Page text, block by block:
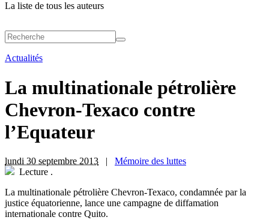
La liste de tous les auteurs
Actualités
La multinationale pétrolière
Chevron-Texaco contre
l’Equateur
lundi 30 septembre 2013 | Mémoire des luttes
Lecture .
La multinationale pétrolière Chevron-Texaco, condamnée par la
justice équatorienne, lance une campagne de diffamation
internationale contre Quito.